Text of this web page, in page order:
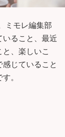
ミモレ編集部
いること、最近
、楽しいこ
じていること
。